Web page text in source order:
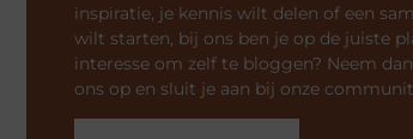
inspiratie, je kennis wilt delen of een
wilt starten, bij ons ben je op de juiste
interesse om zelf te bloggen? Neem
ons op en sluit je aan bij onze